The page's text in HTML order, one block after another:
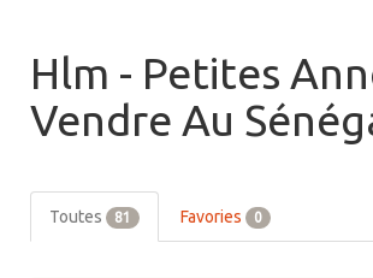
Hlm - Petites
Vendre Au
Toutes 81 Favories 0